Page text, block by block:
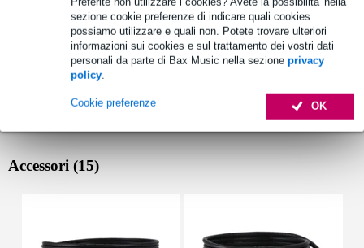
sezione cookie preferenze di indicare quali cookies
possiamo utilizzare e quali non. Potete trovare ulteriori
informazioni sui cookies e sul trattamento dei vostri dati
personali da parte di Bax Music nella sezione privacy
policy.
OK
Cookie preferenze
Accessori (15)